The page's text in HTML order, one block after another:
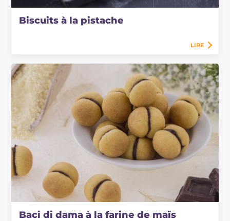
Biscuits à la pistache
LIRE
Baci di dama à la farine de maïs